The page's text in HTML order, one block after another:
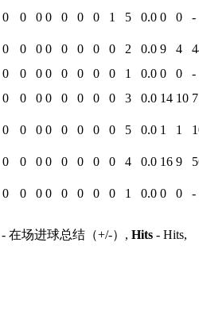
0 0 0 0 0 0 0 1 5 0.0 0 0 -
0 0 0 0 0 0 0 0 2 0.0 9 4
0 0 0 0 0 0 0 0 1 0.0 0 0
-
0 0 0 0 0 0 0 0 3 0.0 14 10
0 0 0 0 0 0 0 0 5 0.0 1 1
0 0 0 0 0 0 0 0 4 0.0 16 9
0 0 0 0 0 0 0 0 1 0.0 0 0
-
- 在场进球总结（+/-）, Hits - Hits,